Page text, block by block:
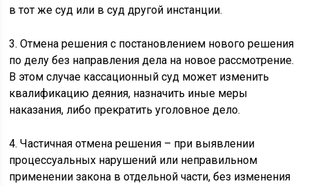
в тот же суд или в суд другой инстанции.
3. Отмена решения с постановлением нового решения
по делу без направления дела на новое рассмотрение.
В этом случае кассационный суд может изменить
квалификацию деяния, назначить иные меры
наказания, либо прекратить уголовное дело.
4. Частичная отмена решения – при выявлении
процессуальных нарушений или неправильном
применении закона в отдельной части, без изменения